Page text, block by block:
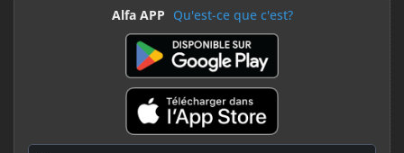
Alfa APP Qu'est-ce que c'est?